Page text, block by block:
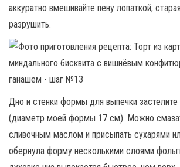
аккуратно вмешивайте пену лопаткой,
разрушить.
Дно и стенки формы для выпечки
(диаметр моей формы 17 см). Можно
сливочным маслом и присыпать сухарями
обернула форму несколькими слоями